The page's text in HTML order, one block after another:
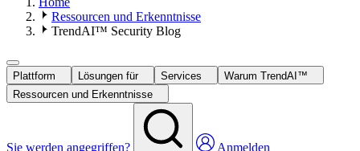
Ressourcen und Erkenntnisse
TrendAI™ Security Blog
Plattform Lösungen für Services
Warum TrendAI™
Ressourcen und Erkenntnisse
Sie werden angegriffen? Anmelden